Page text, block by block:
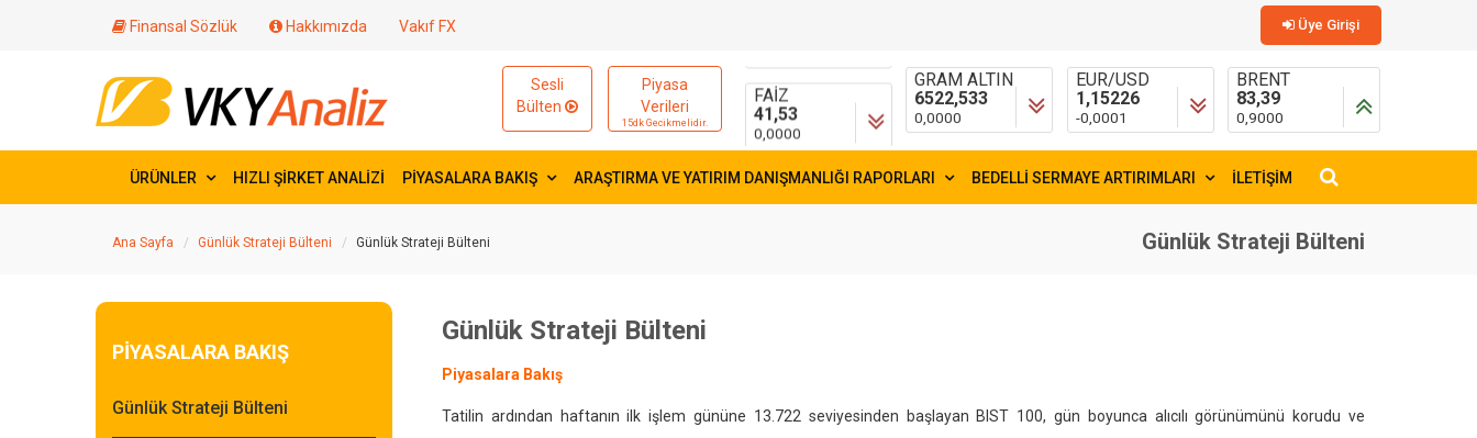
Finansal Sözlük Hakkımızda Vakıf FX Üye Girişi
Sesli
Bülten
Piyasa
Verileri
15dk Gecikmelidir.
41,53
0,0000
GRAM ALTIN
6522,533
0,0000
EUR/USD
1,15226
-0,0001
BRENT
83,39
0,9000
ÜRÜNLER HIZLI ŞİRKET ANALİZİ PİYASALARA BAKIŞ ARAŞTIRMA VE YATIRIM DANIŞMANLIĞI RAPORLARI BEDELLİ SERMAYE ARTIRIMLARI İLETİŞİM
×
Ana Sayfa Günlük Strateji Bülteni Günlük Strateji Bülteni Günlük Strateji Bülteni
PİYASALARA BAKIŞ
Günlük Strateji Bülteni
Günlük Strateji Bülteni
Piyasalara Bakış
Tatilin ardından haftanın ilk işlem gününe 13.722 seviyesinden başlayan BIST 100, gün boyunca alıcılı görünümünü korudu ve